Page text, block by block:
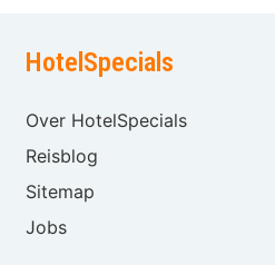
HotelSpecials
Over HotelSpecials
Reisblog
Sitemap
Jobs